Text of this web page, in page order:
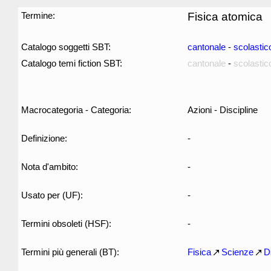
Termine: Fisica atomica
Catalogo soggetti SBT: cantonale -
Catalogo temi fiction SBT:
cantonale -
Macrocategoria - Categoria: Azioni - Discipline
Definizione: -
Nota d'ambito: -
Usato per (UF): -
Termini obsoleti (HSF): -
Termini più generali (BT): Fisica Scienze